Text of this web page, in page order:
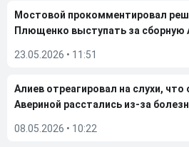
Мостовой прокомментировал
Плющенко выступать за сборную
23.05.2026 • 11:51
Алиев отреагировал на слухи, что
Авериной расстались из-за
08.05.2026 • 10:22